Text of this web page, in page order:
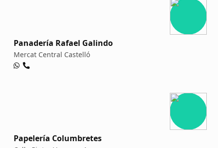
Panadería Rafael Galindo
Mercat Central Castelló
Papelería Columbretes